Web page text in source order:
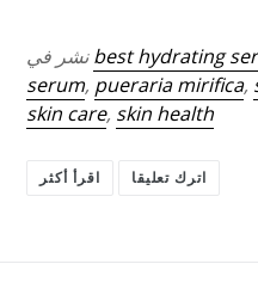
نشر فيbest hydrating
serum, pueraria mirifica,
skin care, skin health
اقرأ أكثر اترك تعليقا